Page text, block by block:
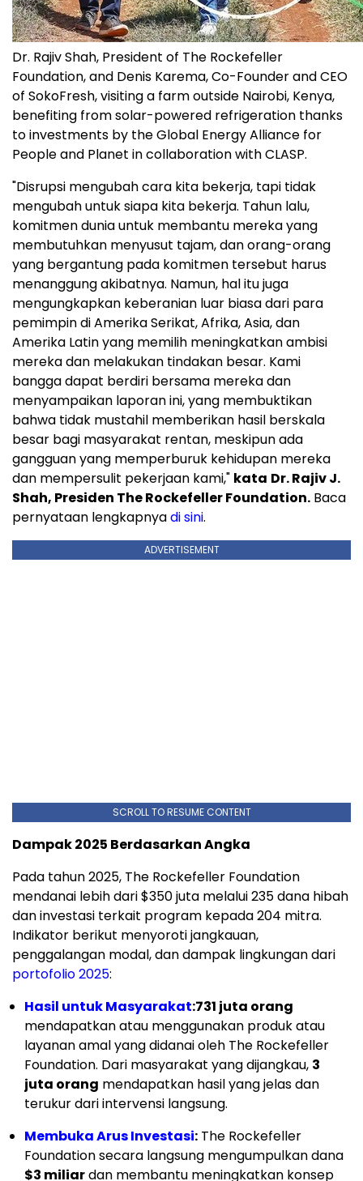
Dr. Rajiv Shah, President of The Rockefeller
Foundation, and Denis Karema, Co-Founder and CEO
of SokoFresh, visiting a farm outside Nairobi, Kenya,
benefiting from solar-powered refrigeration thanks
to investments by the Global Energy Alliance for
People and Planet in collaboration with CLASP.
"Disrupsi mengubah cara kita bekerja, tapi tidak
mengubah untuk siapa kita bekerja. Tahun lalu,
komitmen dunia untuk membantu mereka yang
membutuhkan menyusut tajam, dan orang-orang
yang bergantung pada komitmen tersebut harus
menanggung akibatnya. Namun, hal itu juga
mengungkapkan keberanian luar biasa dari para
pemimpin di Amerika Serikat, Afrika, Asia, dan
Amerika Latin yang memilih meningkatkan ambisi
mereka dan melakukan tindakan besar. Kami
bangga dapat berdiri bersama mereka dan
menyampaikan laporan ini, yang membuktikan
bahwa tidak mustahil memberikan hasil berskala
besar bagi masyarakat rentan, meskipun ada
gangguan yang memperburuk kehidupan mereka
dan mempersulit pekerjaan kami," kata Dr. Rajiv J.
Shah, Presiden The Rockefeller Foundation. Baca
pernyataan lengkapnyadi sini.
ADVERTISEMENT
SCROLL TO RESUME CONTENT
Dampak 2025 Berdasarkan Angka
Pada tahun 2025, The Rockefeller Foundation
mendanai lebih dari $350 juta melalui 235 dana hibah
dan investasi terkait program kepada 204 mitra.
Indikator berikut menyoroti jangkauan,
penggalangan modal, dan dampak lingkungan dari
portofolio 2025:
Hasil untuk Masyarakat:731 juta orang
mendapatkan atau menggunakan produk atau
layanan amal yang didanai oleh The Rockefeller
Foundation. Dari masyarakat yang dijangkau, 3
juta orang mendapatkan hasil yang jelas dan
terukur dari intervensi langsung.
Membuka Arus Investasi: The Rockefeller
Foundation secara langsung mengumpulkan dana
$3 miliardan membantu meningkatkan konsep